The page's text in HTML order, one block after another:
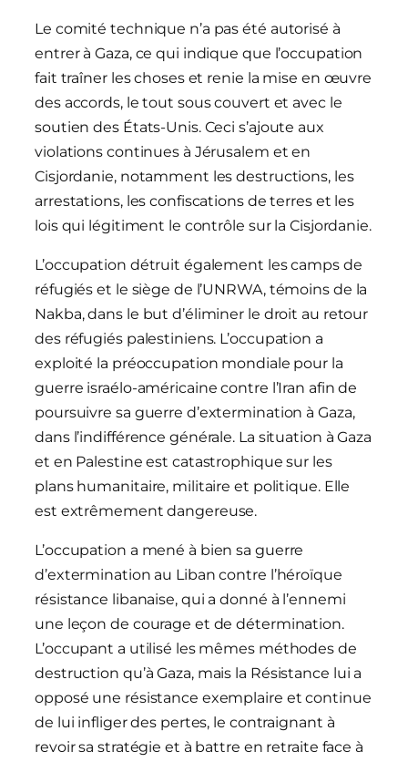
Le comité technique n’a pas été autorisé à
entrer à Gaza, ce qui indique que l’occupation
fait traîner les choses et renie la mise en œuvre
des accords, le tout sous couvert et avec le
soutien des États-Unis. Ceci s’ajoute aux
violations continues à Jérusalem et en
Cisjordanie, notamment les destructions, les
arrestations, les confiscations de terres et les
lois qui légitiment le contrôle sur la Cisjordanie.
L’occupation détruit également les camps de
réfugiés et le siège de l’UNRWA, témoins de la
Nakba, dans le but d’éliminer le droit au retour
des réfugiés palestiniens. L’occupation a
exploité la préoccupation mondiale pour la
guerre israélo-américaine contre l’Iran afin de
poursuivre sa guerre d’extermination à Gaza,
dans l’indifférence générale. La situation à Gaza
et en Palestine est catastrophique sur les
plans humanitaire, militaire et politique. Elle
est extrêmement dangereuse.
L’occupation a mené à bien sa guerre
d’extermination au Liban contre l’héroïque
résistance libanaise, qui a donné à l’ennemi
une leçon de courage et de détermination.
L’occupant a utilisé les mêmes méthodes de
destruction qu’à Gaza, mais la Résistance lui a
opposé une résistance exemplaire et continue
de lui infliger des pertes, le contraignant à
revoir sa stratégie et à battre en retraite face à